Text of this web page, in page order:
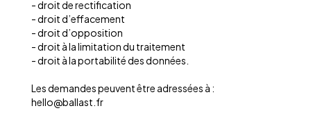
- droit de rectification
- droit d’effacement
- droit d’opposition
- droit à la limitation du traitement
- droit à la portabilité des données.
Les demandes peuvent être adressées à :
hello@ballast.fr